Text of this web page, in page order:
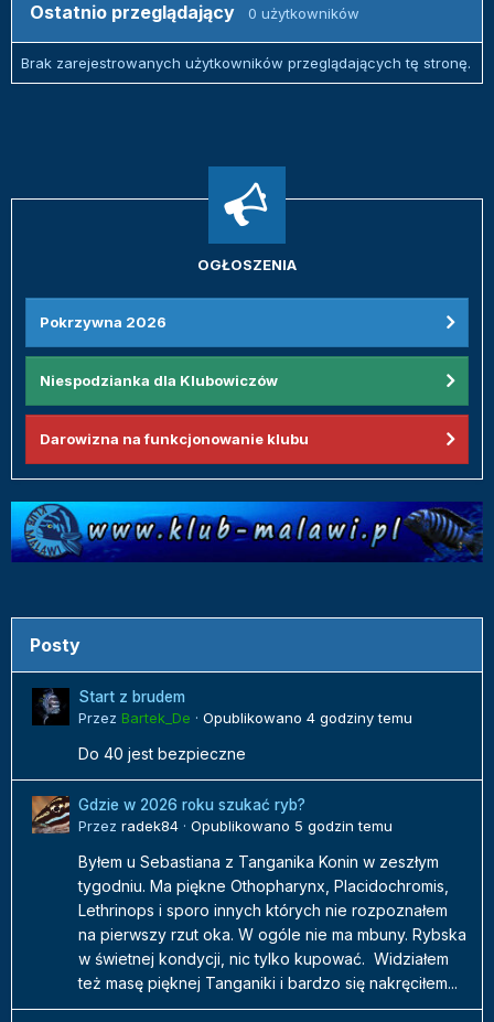
Ostatnio przeglądający 0 użytkowników
Brak zarejestrowanych użytkowników przeglądających tę stronę.
OGŁOSZENIA
Pokrzywna 2026
Niespodzianka dla Klubowiczów
Darowizna na funkcjonowanie klubu
Posty
Start z brudem
Przez Bartek_De · Opublikowano 4 godziny temu
Do 40 jest bezpieczne
Gdzie w 2026 roku szukać ryb?
Przez radek84 · Opublikowano 5 godzin temu
Byłem u Sebastiana z Tanganika Konin w zeszłym
tygodniu. Ma piękne Othopharynx, Placidochromis,
Lethrinops i sporo innych których nie rozpoznałem
na pierwszy rzut oka. W ogóle nie ma mbuny. Rybska
w świetnej kondycji, nic tylko kupować. Widziałem
też masę pięknej Tanganiki i bardzo się nakręciłem...